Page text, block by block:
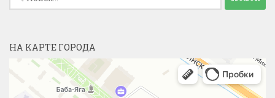
НА КАРТЕ ГОРОДА